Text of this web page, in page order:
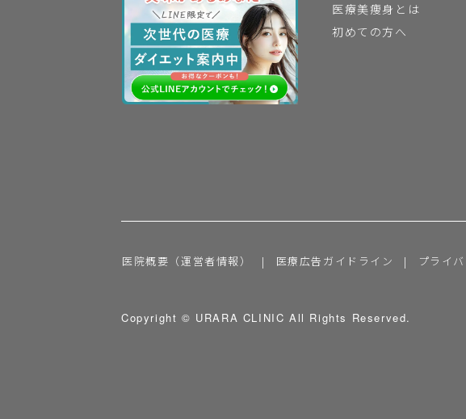
医療美痩身とは
初めての方へ
医院概要（運営者情報） 医療広告ガイドライン プライ
Copyright © URARA CLINIC All Rights Reserved.